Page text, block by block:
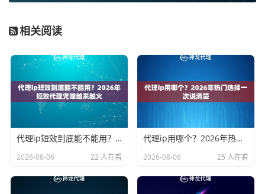
相关阅读
代理ip短效到底能不能用？2026年短效代理凭啥越来越火
2026-08-06 22 人在看
代理ip用哪个？2026年热门选择一次说清楚
2026-08-06 25 人在看